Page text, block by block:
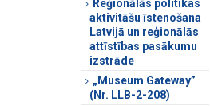
Reģionālās politikas
aktivitāšu īstenošana
Latvijā un reģionālās
attīstības pasākumu
izstrāde
„Museum Gateway”
(Nr. LLB-2-208)